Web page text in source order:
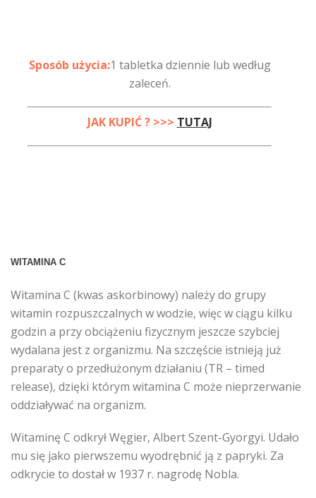
Sposób użycia:1 tabletka dziennie lub według
zaleceń.
JAK KUPIĆ ? >>> TUTAJ
WITAMINA C
Witamina C (kwas askorbinowy) należy do grupy
witamin rozpuszczalnych w wodzie, więc w ciągu kilku
godzin a przy obciążeniu fizycznym jeszcze szybciej
wydalana jest z organizmu. Na szczęście istnieją już
preparaty o przedłużonym działaniu (TR – timed
release), dzięki którym witamina C może nieprzerwanie
oddziaływać na organizm.
Witaminę C odkrył Węgier, Albert Szent-Gyorgyi. Udało
mu się jako pierwszemu wyodrębnić ją z papryki. Za
odkrycie to dostał w 1937 r. nagrodę Nobla.